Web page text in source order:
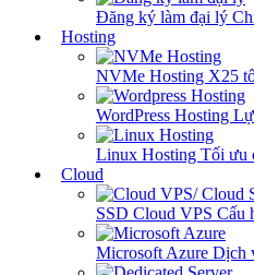
Đăng ký làm đại lý
Hosting
NVMe Hosting X25
WordPress Hosting
Linux Hosting Tối ưu
Cloud
SSD Cloud VPS Cấu
Microsoft Azure Dịch